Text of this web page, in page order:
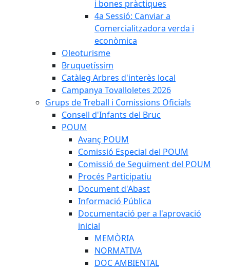
i bones pràctiques
4a Sessió: Canviar a
Comercialitzadora verda i
econòmica
Oleoturisme
Bruquetíssim
Catàleg Arbres d'interès local
Campanya Tovalloletes 2026
Grups de Treball i Comissions Oficials
Consell d'Infants del Bruc
POUM
Avanç POUM
Comissió Especial del POUM
Comissió de Seguiment del POUM
Procés Participatiu
Document d'Abast
Informació Pública
Documentació per a l'aprovació
inicial
MEMÒRIA
NORMATIVA
DOC AMBIENTAL